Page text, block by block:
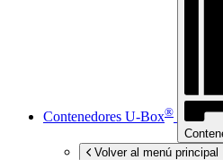
Contenedores U-Box®
Volver al menú principal